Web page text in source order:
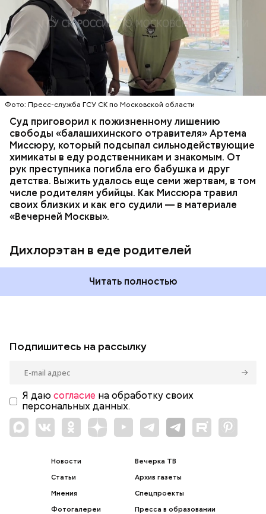
Фото: Пресс-служба ГСУ СК по Московской области
Суд приговорил к пожизненному лишению
свободы «балашихинского отравителя» Артема
Миссюру, который подсыпал сильнодействующие
химикаты в еду родственникам и знакомым. От
рук преступника погибла его бабушка и друг
детства. Выжить удалось еще семи жертвам, в том
числе родителям убийцы. Как Миссюра травил
своих близких и как его судили — в материале
«Вечерней Москвы».
Дихлорэтан в еде родителей
Все началось в июне, когда двое супругов
обратились в местную больницу с жалобами на
плохое самочувствие. Врачи не смогли поставить
им точный диагноз, после чего анализы
потерпевших направили на экспертизу. В них
специалисты обнаружили сильнодействующий
химикат дихлорэтан, который не мог попасть в
организм супругов случайно. То же самое вещество
нашли в еде, изъятой из квартиры пострадавших.
Видео: пресс-служба ГСУ СК по Московской области
Читать полностью
ОТРАВЛЕНИЯ БАЛАШИХА
РОДИТЕЛИ
СЛЕДСТВЕННЫЙ КОМИТЕТ
ЭКСПЕРТИЗЫ
Подпишитесь на рассылку
Я даю согласие на обработку своих
персональных данных.
Новости
Статьи
Мнения
Фотогалереи
Вечерка ТВ
Архив газеты
Спецпроекты
Пресса в образовании